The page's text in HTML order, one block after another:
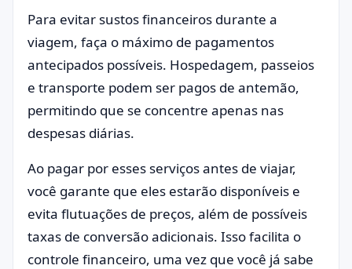
Para evitar sustos financeiros durante a
viagem, faça o máximo de pagamentos
antecipados possíveis. Hospedagem, passeios
e transporte podem ser pagos de antemão,
permitindo que se concentre apenas nas
despesas diárias.
Ao pagar por esses serviços antes de viajar,
você garante que eles estarão disponíveis e
evita flutuações de preços, além de possíveis
taxas de conversão adicionais. Isso facilita o
controle financeiro, uma vez que você já sabe